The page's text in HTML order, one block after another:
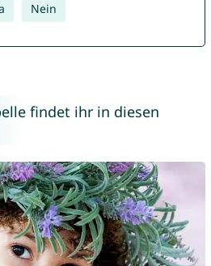
Nein
findet ihr in diesen